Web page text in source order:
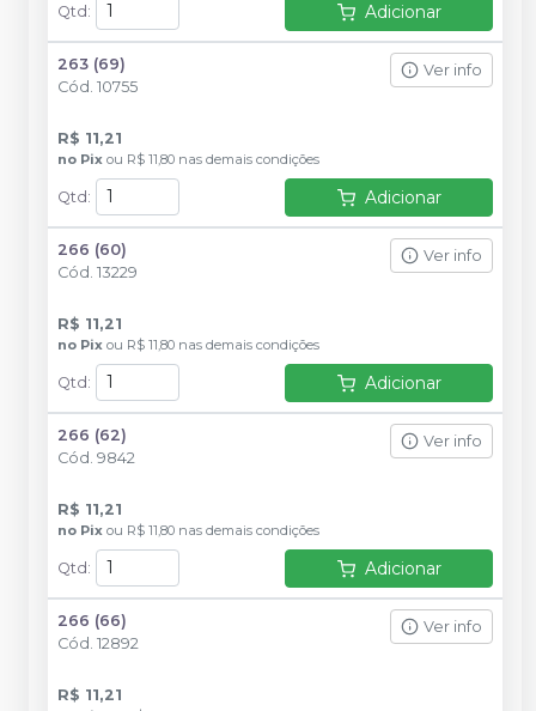
Qtd : Adicionar
263 (69)
Cód. 10755
Ver info
R$ 11,21
no Pix ou R$ 11,80 nas demais condições
Qtd : Adicionar
266 (60)
Cód. 13229
Ver info
R$ 11,21
no Pix ou R$ 11,80 nas demais condições
Qtd : Adicionar
266 (62)
Cód. 9842
Ver info
R$ 11,21
no Pix ou R$ 11,80 nas demais condições
Qtd : Adicionar
266 (66)
Cód. 12892
Ver info
R$ 11,21